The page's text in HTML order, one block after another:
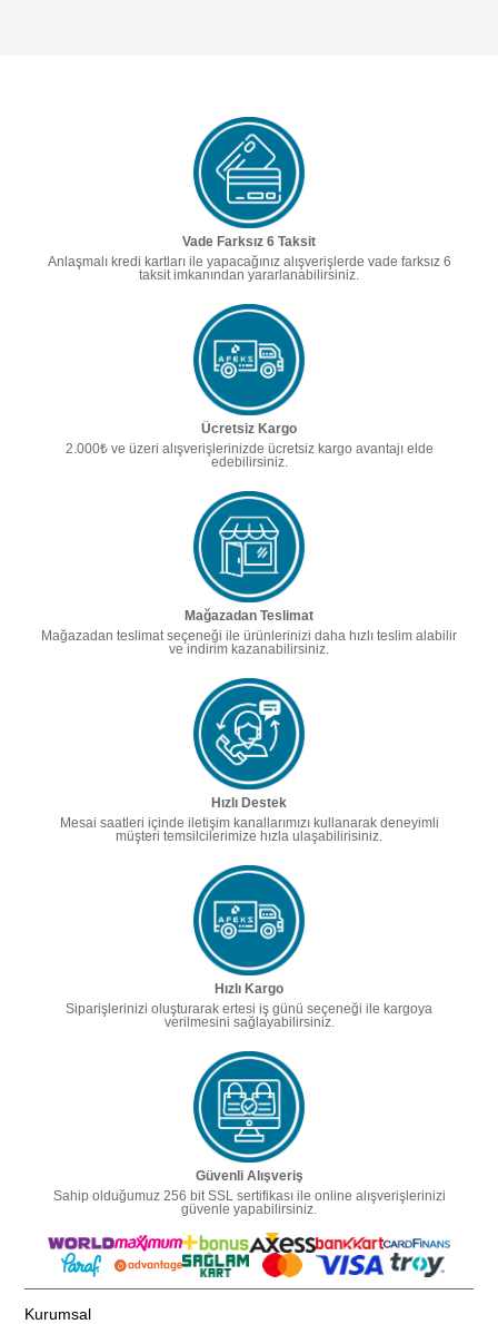
Vade Farksız 6 Taksit
Anlaşmalı kredi kartları ile yapacağınız alışverişlerde vade farksız 6
taksit imkanından yararlanabilirsiniz.
Ücretsiz Kargo
2.000₺ ve üzeri alışverişlerinizde ücretsiz kargo avantajı elde
edebilirsiniz.
Mağazadan Teslimat
Mağazadan teslimat seçeneği ile ürünlerinizi daha hızlı teslim alabilir
ve indirim kazanabilirsiniz.
Hızlı Destek
Mesai saatleri içinde iletişim kanallarımızı kullanarak deneyimli
müşteri temsilcilerimize hızla ulaşabilirisiniz.
Hızlı Kargo
Siparişlerinizi oluşturarak ertesi iş günü seçeneği ile kargoya
verilmesini sağlayabilirsiniz.
Güvenli Alışveriş
Sahip olduğumuz 256 bit SSL sertifikası ile online alışverişlerinizi
güvenle yapabilirsiniz.
Kurumsal